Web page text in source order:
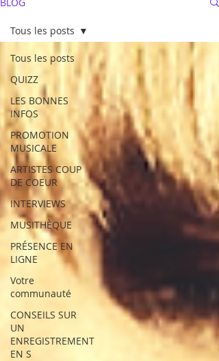
Tous les posts
QUIZZ
LES BONNES
INFOS
PROMOTION
MUSICALE
ARTISTES COUP
DE COEUR
INTERVIEWS
MUSITHÈQUE
PRÉSENCE EN
LIGNE
Votre
communauté
CONSEILS SUR
UN
ENREGISTREMENT
EN S
Tous les posts